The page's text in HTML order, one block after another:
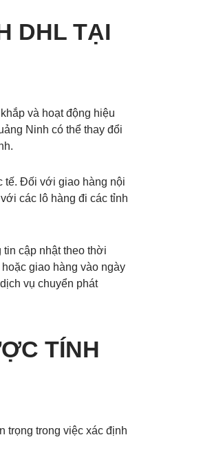
DHL TẠI
và hoạt động hiệu
Ninh có thể thay đổi
tế. Đối với giao hàng nội
các lô hàng đi các tỉnh
tin cập nhật theo thời
giao hàng vào ngày
vụ chuyển phát
TÍNH
trọng trong việc xác định